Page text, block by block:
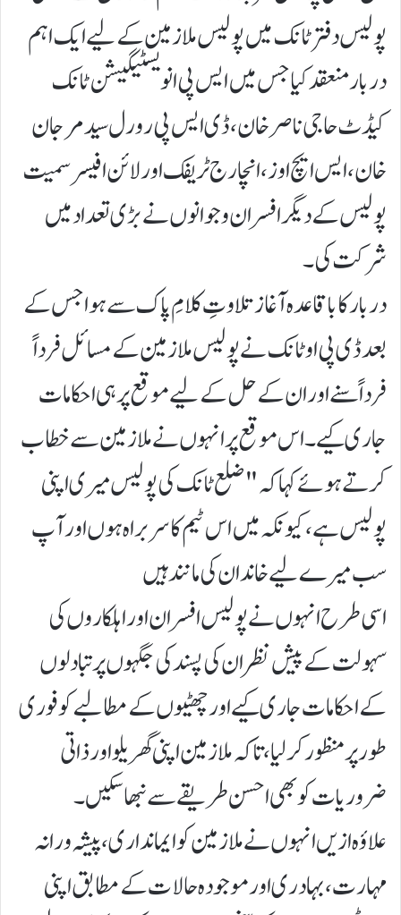
پولیس دفتر ٹانک میں پولیس ملازمین کے لیے ایک اہم
دربار منعقد کیا جس میں ایس پی انویسٹیگیشن ٹانک
کیڈٹ حاجی ناصر خان، ڈی ایس پی رورل سید مرجان
خان، ایس ایچ اوز، انچارج ٹریفک اور لائن افیسر سمیت
پولیس کے دیگر افسران و جوانوں نے بڑی تعداد میں
شرکت کی۔
دربار کا باقاعدہ آغاز تلاوتِ کلامِ پاک سے ہوا جس کے
بعد ڈی پی او ٹانک نے پولیس ملازمین کے مسائل فرداً
فرداً سنے اور ان کے حل کے لیے موقع پر ہی احکامات
جاری کیے۔ اس موقع پر انہوں نے ملازمین سے خطاب
کرتے ہوئے کہا کہ "ضلع ٹانک کی پولیس میری اپنی
پولیس ہے، کیونکہ میں اس ٹیم کا سربراہ ہوں اور آپ
سب میرے لیے خاندان کی مانند ہیں
اسی طرح انہوں نے پولیس افسران اور اہلکاروں کی
سہولت کے پیش نظر ان کی پسند کی جگہوں پر تبادلوں
کے احکامات جاری کیے اور چھٹیوں کے مطالبے کو فوری
طور پر منظور کر لیا، تاکہ ملازمین اپنی گھریلو اور ذاتی
ضروریات کو بھی احسن طریقے سے نبھا سکیں۔
علاؤہ ازیں انہوں نے ملازمین کو ایمانداری، پیشہ ورانہ
مہارت، بہادری اور موجودہ حالات کے مطابق اپنی